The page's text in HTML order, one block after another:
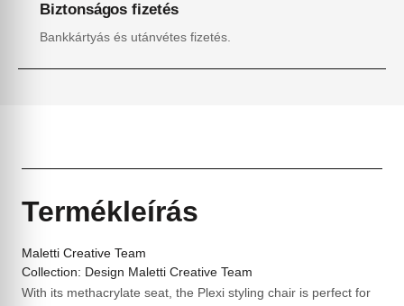
Biztonságos fizetés
Bankkártyás és utánvétes fizetés.
Termékleírás
Maletti Creative Team
Collection: Design Maletti Creative Team
With its methacrylate seat, the Plexi styling chair is perfect for